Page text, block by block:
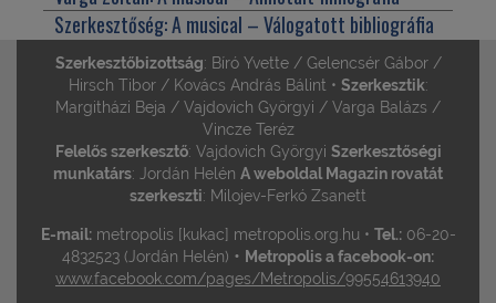
Szerkesztőség:A musical – Válogatott bibliográfia
Szerkesztőbizottság: Bíró Yvette / Gelencsér Gábor /
Hirsch Tibor / Kovács András Bálint • Szerkesztik:
Margitházi Beja / Vajdovich Györgyi / Varga Balázs /
Vincze Teréz
Felelős szerkesztő: Vajdovich Györgyi Szerkesztőségi
munkatárs: Jordán Helén A weboldal Magazin rovatát
szerkeszti: Milojev-Ferkó Zsanett
E-mail:metropolis [kukac] metropolis.org.hu • Tel.:06-20-
4832523 (Jordán Helén) • Metropolis a facebook-on:
www.facebook.com/pages/Metropolis/99554613940